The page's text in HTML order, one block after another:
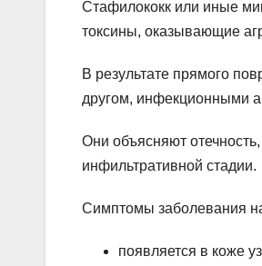
Стафилококк или иные
токсины, оказывающие
В результате прямого
другом, инфекционными
Они объясняют
инфильтративной стадии.
Симптомы заболевания
появляется в коже